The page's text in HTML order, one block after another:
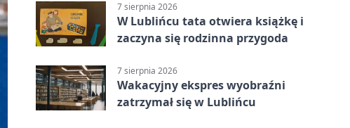
7 sierpnia 2026
W Lublińcu tata otwiera książkę i
zaczyna się rodzinna przygoda
7 sierpnia 2026
Wakacyjny ekspres wyobraźni
zatrzymał się w Lublińcu